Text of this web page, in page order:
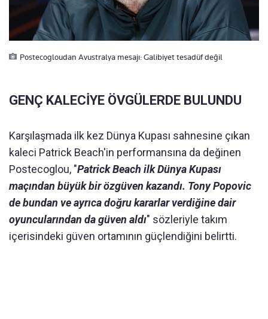
Postecogloudan Avustralya mesajı: Galibiyet tesadüf değil
GENÇ KALECİYE ÖVGÜLERDE BULUNDU
Karşılaşmada ilk kez Dünya Kupası sahnesine çıkan
kaleci Patrick Beach'in performansına da değinen
Postecoglou, "Patrick Beach ilk Dünya Kupası
maçından büyük bir özgüven kazandı. Tony Popovic
de bundan ve ayrıca doğru kararlar verdiğine dair
oyuncularından da güven aldı" sözleriyle takım
içerisindeki güven ortamının güçlendiğini belirtti.